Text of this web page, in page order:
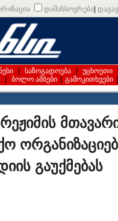
დამახსოვრება
საზოგადოება უცხოეთი
ბოლო ამბები გამოკითხვები
მთავარი
გაუქმებას